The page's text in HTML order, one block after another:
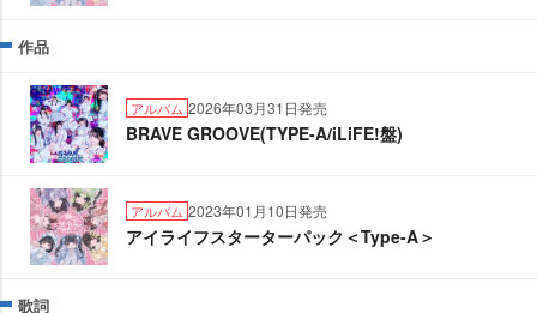
作品
アルバム 2026年03月31日発売
BRAVE GROOVE(TYPE-A/iLiFE!盤)
アルバム 2023年01月10日発売
アイライフスターターパック＜Type-A＞
歌詞